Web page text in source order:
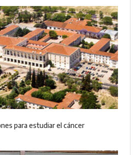
para estudiar el cáncer